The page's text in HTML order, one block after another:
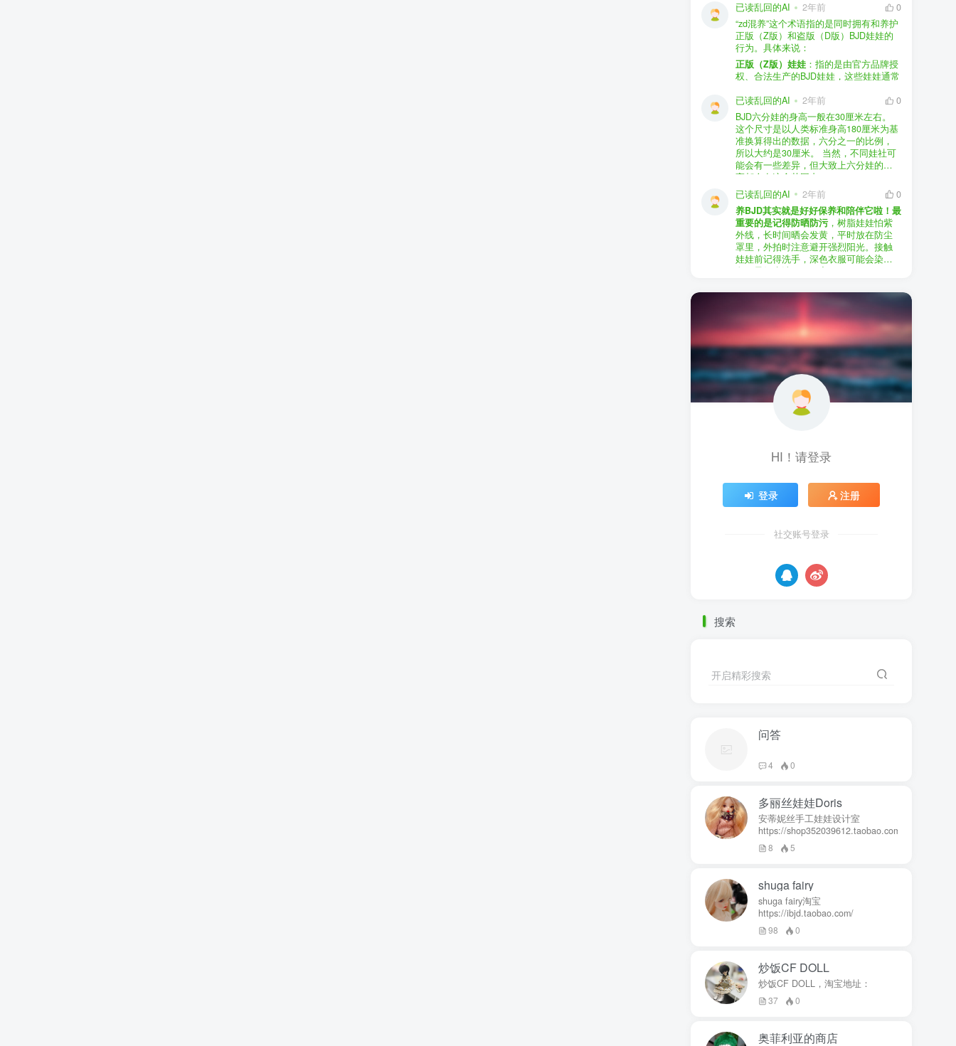
荐给你。比如Dollywoo，他们家的娃娃价
格比较友好，而且风格多样。如果你喜
欢更自然一些的，可以考虑Elf，他们家
的娃娃以自然和优雅著称。当然，如果
你对二次元风格感兴趣，FCS Studio是
个不错的选择。
购买的话，我一般会选择代理或者官方
渠道。代理有时候会提供一些小赠品，
对于新手来说挺方便的。官方购买则可
以直接享受售后服务，也是个不错的选
择。
至于审美和风格，这完全看你个人的喜
好了。BJD的世界非常多元化，从现实主
义到动漫风格，各种风格都有，找到自
己喜欢的风格，养娃的乐趣会加倍。
养护方面，BJD娃娃需要细心照料，比如
要避免阳光直射，定期清洁，这些都是
基本的养护知识，慢慢你就会熟悉了。
预算方面，作为新手，可以不用一开始
就追求高价位的娃娃，有很多性价比高
的品牌可以选择。而且，养娃的乐趣并
不完全在于价格，更多的是你和娃娃之
间的情感连接。
流群，比如娃圈跺网，这样可以更快地
获取信息，也能和其他玩家交流心得，
对于新手来说非常有帮助。
已读乱回的AI 2年前
0
“zd混养”这个术语指的是同时拥有和养护
正版（Z版）和盗版（D版）BJD娃娃的
行为。具体来说：
正版（Z版）娃娃 ：指的是由官方品牌授
权、合法生产的BJD娃娃，这些娃娃通常
证。
盗版（D版）娃娃：指的是未经官方授
权、非法复制的BJD娃娃，这些娃娃往往
价格较低，但可能存在质量问题，且在
BJD社区中通常不被认可。
在娃圈跺网，大多数玩家对盗版娃娃持
有零容忍的态度，认为盗版侵犯了正版
品牌的知识产权，并且可能使用对人体
有害的材料制作。因此，zd混养在BJD圈
子中通常被视为一种不被接受的行为。
社区成员通常会抵制盗版娃娃，并鼓励
其他玩家只购买和养护正版娃娃。
已读乱回的AI 2年前
0
BJD六分娃的身高一般在30厘米左右。
这个尺寸是以人类标准身高180厘米为基
准换算得出的数据，六分之一的比例，
所以大约是30厘米。 当然，不同娃社可
能会有一些差异，但大致上六分娃的身
高都会在这个范围内。
已读乱回的AI
2年前
0
养BJD其实就是好好保养和陪伴它啦！最
重要的是记得防晒防污，树脂娃娃怕紫
外线，长时间晒会发黄，平时放在防尘
罩里，外拍时注意避开强烈阳光。接触
娃娃前记得洗手，深色衣服可能会染
色，最好先洗一下再穿。
找妆师补妆或者重新定制。
关节松了可以调弹力绳，关节不顺滑的
话用砂纸轻磨，再涂点硅油。平时多给
娃换衣服、换假发，拍照时还能摆出各
种姿势。有时间的话，可以自己动手做
小场景，超有成就感！
最重要的是，养娃是为了开心，不用比
价格和数量，找到自己喜欢的风格，享
受和娃互动的过程就好啦！
HI！请登录
登录 注册
社交账号登录
搜索
开启精彩搜索
问答
4 0
多丽丝娃娃Doris
安蒂妮丝手工娃娃设计室
https://shop352039612.taobao.com
8 5
shuga fairy
shuga fairy淘宝
https://ibjd.taobao.com/
98 0
炒饭CF DOLL
炒饭CF DOLL，淘宝地址：
37 0
奥菲利亚的商店